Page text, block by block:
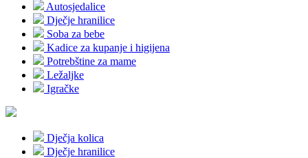
Autosjedalice
Dječje hranilice
Soba za bebe
Kadice za kupanje i higijena
Potrebštine za mame
Ležaljke
Igračke
Dječja kolica
Dječje hranilice